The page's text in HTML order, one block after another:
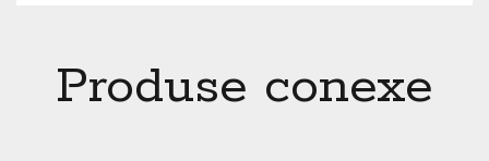
Produse conexe